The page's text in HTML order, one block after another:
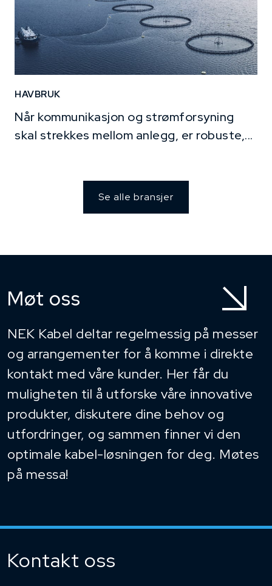
HAVBRUK
Når kommunikasjon og strømforsyning
skal strekkes mellom anlegg, er robuste,...
Se alle bransjer
Møt oss
NEK Kabel deltar regelmessig på messer
og arrangementer for å komme i direkte
kontakt med våre kunder. Her får du
muligheten til å utforske våre innovative
produkter, diskutere dine behov og
utfordringer, og sammen finner vi den
optimale kabel-løsningen for deg. Møtes
på messa!
Kontakt oss